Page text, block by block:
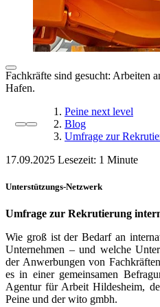
Fachkräfte sind gesucht: Arbeiten
Hafen.
Peine next level
Blog
Umfrage zur
17.09.2025 Lesezeit:
Unterstützungs-Netzwerk
Umfrage zur Rekrutierung
Wie groß ist der Bedarf an
Unternehmen – und welche
der Anwerbungen von
es in einer gemeinsamen
Agentur für Arbeit Hildesheim,
Peine und der wito gmbh.